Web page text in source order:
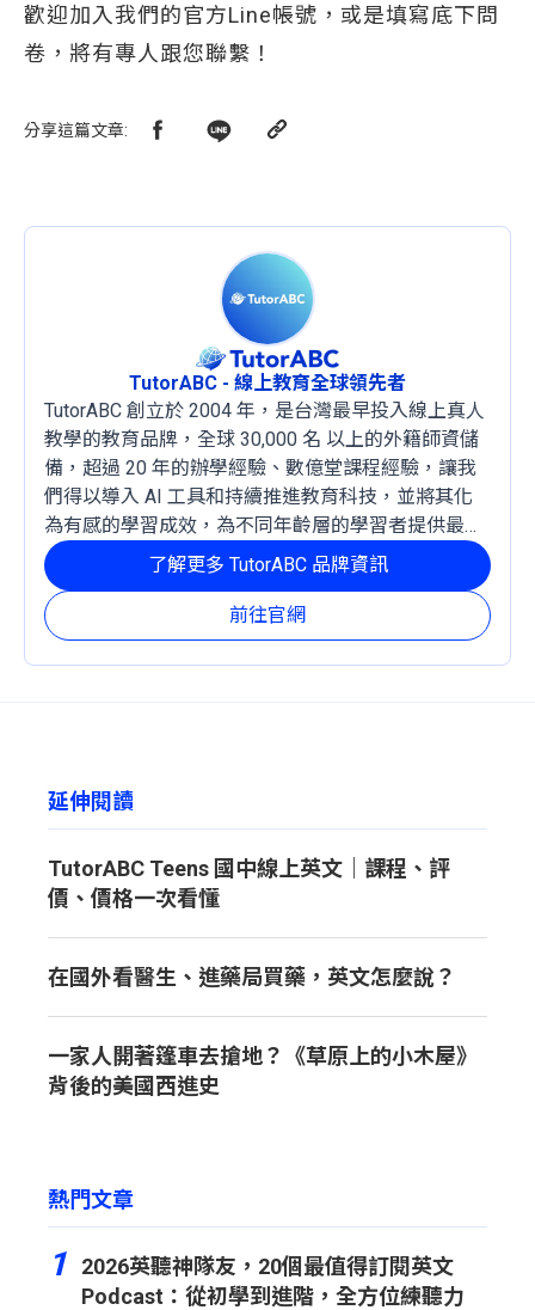
歡迎加入我們的官方Line帳號，或是填寫底下問
卷，將有專人跟您聯繫！
分享這篇文章:
TutorABC - 線上教育全球領先者
TutorABC 創立於 2004 年，是台灣最早投入線上真人
教學的教育品牌，全球 30,000 名 以上的外籍師資儲
備，超過 20 年的辦學經驗、數億堂課程經驗，讓我
們得以導入 AI 工具和持續推進教育科技，並將其化
為有感的學習成效，為不同年齡層的學習者提供最穩
定且有效的成長路徑。
前往官網
了解更多 TutorABC 品牌資訊
延伸閱讀
TutorABC Teens 國中線上英文｜課程、評
價、價格一次看懂
在國外看醫生、進藥局買藥，英文怎麼說？
一家人開著篷車去搶地？《草原上的小木屋》
背後的美國西進史
熱門文章
1
2026英聽神隊友，20個最值得訂閱英文
Podcast：從初學到進階，全方位練聽力